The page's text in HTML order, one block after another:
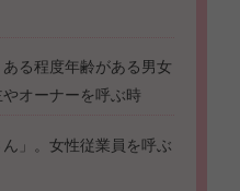
る程度年齢がある男女
オーナーを呼ぶ時
」。女性従業員を呼ぶ